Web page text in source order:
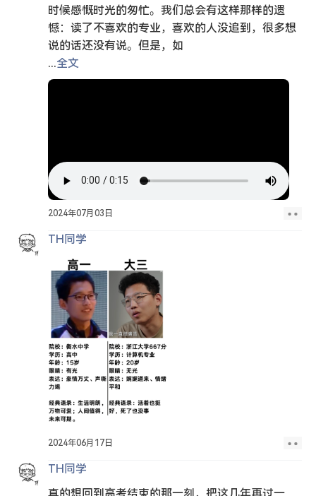
时候感慨时光的匆忙。我们总会有这样那样的遗
憾：读了不喜欢的专业，喜欢的人没追到，很多想
说的话还没有说。但是，如
...全文
2024年07月03日
TH同学
2024年06月17日
TH同学
真的想回到高考结束的那一刻，把这几年再过一